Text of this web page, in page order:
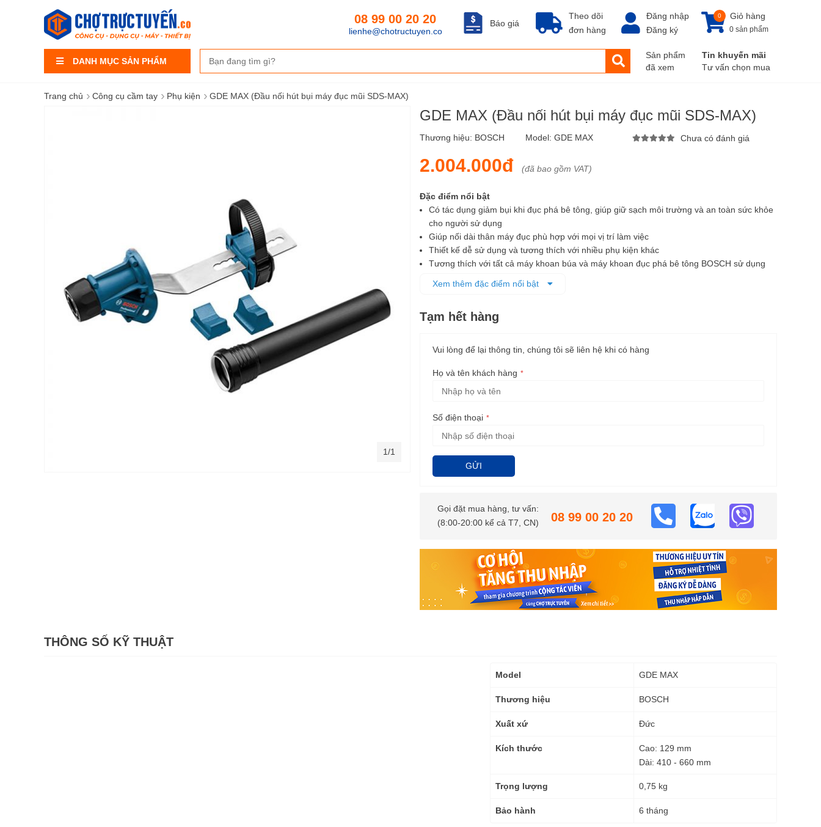
DANH MỤC SẢN PHẨM
Theo dõi
đơn hàng
Báo giá
08 99 00 20 20
lienhe@chotructuyen.co
Đăng nhập
Đăng ký
Giỏ hàng
0
0 sản phẩm
Sản phẩm
đã xem
Tin khuyến mãi
Tư vấn chọn mua
Trang chủ › Công cụ cầm tay › Phụ kiện › GDE MAX (Đầu nối hút bụi máy đục mũi SDS-MAX)
GDE MAX (Đầu nối hút bụi máy đục mũi SDS-MAX)
Thương hiệu: BOSCH Model: GDE MAX Chưa có đánh giá
2.004.000đ (đã bao gồm VAT)
Đặc điểm nổi bật
Có tác dụng giảm bụi khi đục phá bê tông, giúp giữ sạch môi trường và an toàn sức khỏe
cho người sử dụng
Giúp nối dài thân máy đục phù hợp với mọi vị trí làm việc
Thiết kế dễ sử dụng và tương thích với nhiều phụ kiện khác
Tương thích với tất cả máy khoan búa và máy khoan đục phá bê tông BOSCH sử dụng
Xem thêm đặc điểm nổi bật
Tạm hết hàng
Vui lòng để lại thông tin, chúng tôi sẽ liên hệ khi có hàng
Họ và tên khách hàng
Số điện thoại
GỬI
Gọi đặt mua hàng, tư vấn:
(8:00-20:00 kể cả T7, CN)
08 99 00 20 20
1/1
THÔNG SỐ KỸ THUẬT
Thông
kỹ
Model GDE MAX
Thương hiệu BOSCH
Xuất xứ Đức
Kích thước
Cao: 129 mm
Dài: 410 - 660 mm
Trọng lượng 0,75 kg
Bảo hành 6 tháng